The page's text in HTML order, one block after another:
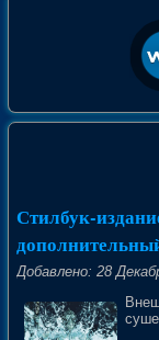
Стилбук-
Добавлено: 28